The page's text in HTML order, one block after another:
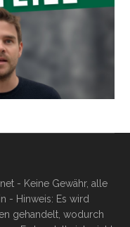
- Keine Gewähr, alle
- Hinweis: Es wird
gehandelt, wodurch